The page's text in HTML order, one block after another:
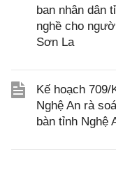
ban nhân dân
nghề cho
Sơn La
Kế hoạch 709/
Nghệ An rà
bàn tỉnh Nghệ